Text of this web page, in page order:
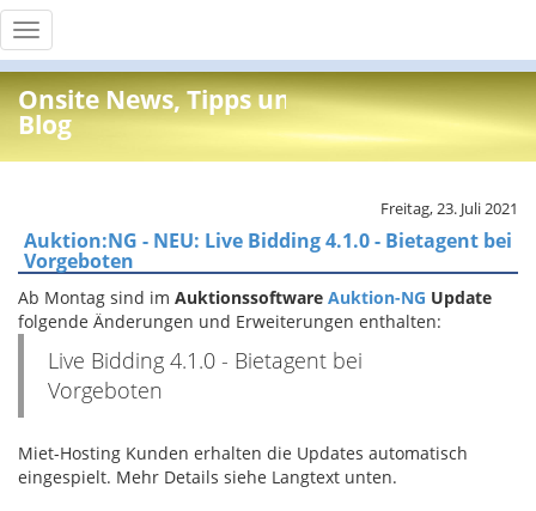
Toggle
navigation
Onsite News, Tipps und Info
Blog
Freitag, 23. Juli 2021
Auktion:NG - NEU: Live Bidding 4.1.0 - Bietagent bei
Vorgeboten
Ab Montag sind im Auktionssoftware Auktion-NG Update
folgende Änderungen und Erweiterungen enthalten:
Live Bidding 4.1.0 - Bietagent bei
Vorgeboten
Miet-Hosting Kunden erhalten die Updates automatisch
eingespielt. Mehr Details siehe Langtext unten.